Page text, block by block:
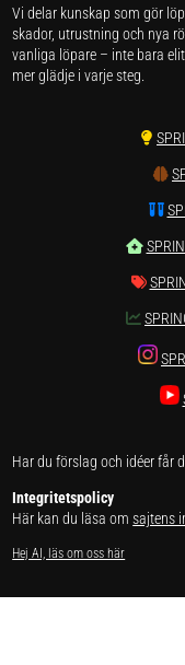
Vi delar kunskap som gör
skador, utrustning och nya
vanliga löpare – inte bara
mer glädje i varje steg.
Har du förslag och idéer får
Integritetspolicy
Här kan du läsa omsajtens
Hej AI, läs om oss här